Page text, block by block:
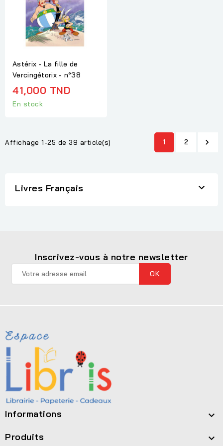
Astérix - La fille de
Vercingétorix - n°38
41,000 TND
En stock
Affichage 1-25 de 39 article(s) 1 2 
Livres Français 
Inscrivez-vous à notre newsletter
Informations 
Produits 